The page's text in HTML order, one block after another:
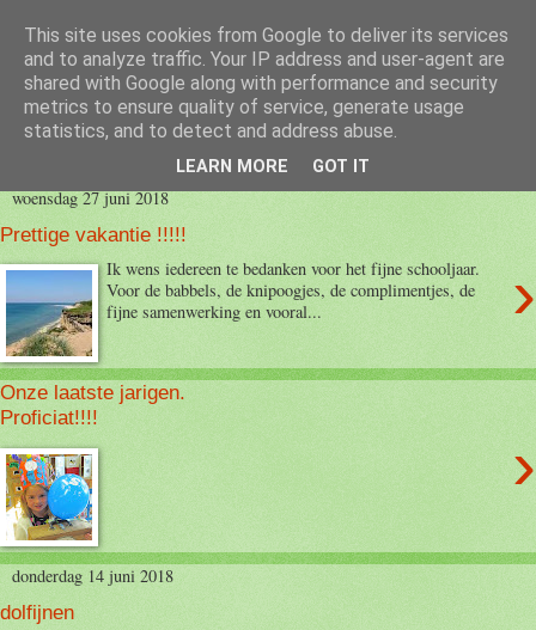
Blog 2de kleuter B
woensdag 27 juni 2018
Prettige vakantie !!!!!
›
Ik wens iedereen te bedanken voor het fijne schooljaar.
Voor de babbels, de knipoogjes, de complimentjes, de
fijne samenwerking en vooral...
Onze laatste jarigen.
Proficiat!!!!
›
donderdag 14 juni 2018
dolfijnen
This site uses cookies from Google to deliver its services
and to analyze traffic. Your IP address and user-agent are
shared with Google along with performance and security
metrics to ensure quality of service, generate usage
statistics, and to detect and address abuse.
LEARN MORE GOT IT